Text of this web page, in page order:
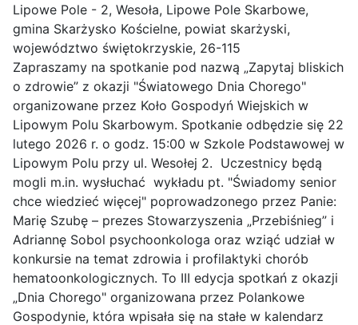
Lipowe Pole - 2, Wesoła, Lipowe Pole Skarbowe,
gmina Skarżysko Kościelne, powiat skarżyski,
województwo świętokrzyskie, 26-115
Zapraszamy na spotkanie pod nazwą „Zapytaj bliskich
o zdrowie” z okazji "Światowego Dnia Chorego"
organizowane przez Koło Gospodyń Wiejskich w
Lipowym Polu Skarbowym. Spotkanie odbędzie się 22
lutego 2026 r. o godz. 15:00 w Szkole Podstawowej w
Lipowym Polu przy ul. Wesołej 2. Uczestnicy będą
mogli m.in. wysłuchać wykładu pt. "Świadomy senior
chce wiedzieć więcej" poprowadzonego przez Panie:
Marię Szubę – prezes Stowarzyszenia „Przebiśnieg” i
Adriannę Sobol psychoonkologa oraz wziąć udział w
konkursie na temat zdrowia i profilaktyki chorób
hematoonkologicznych. To III edycja spotkań z okazji
„Dnia Chorego" organizowana przez Polankowe
Gospodynie, która wpisała się na stałe w kalendarz